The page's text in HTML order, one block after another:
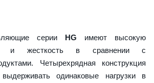
серии HG имеют высокую
и жесткость в сравнении с
Четырехрядная конструкция
одинаковые нагрузки в